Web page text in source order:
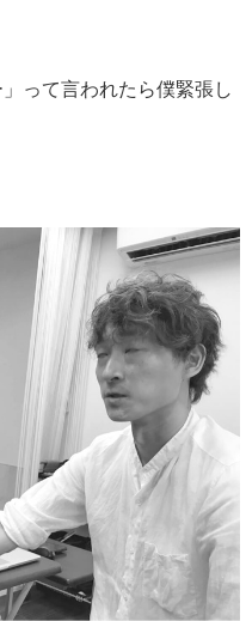
って言われたら僕緊張し